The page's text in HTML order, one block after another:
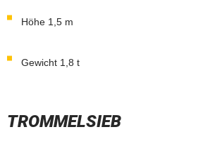
Höhe 1,5 m
Gewicht 1,8 t
TROMMELSIEB